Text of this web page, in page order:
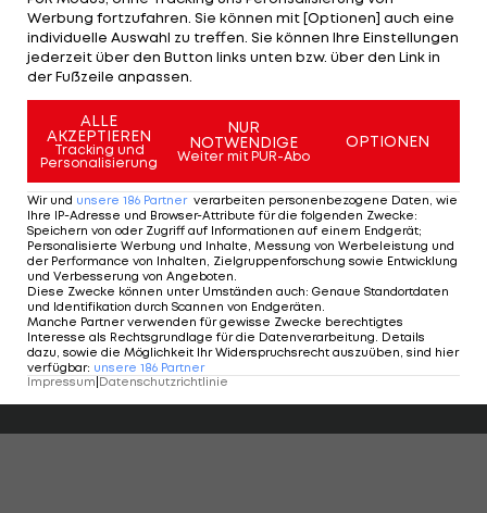
500-Punkte-Fahrer Vincent Kriechmayrstartet
mit Nummer 31. Stefan Brennsteiner ist aus den
Magnus Walch folgt mit 43, Raphael Haaser die 55.
Adrian Pertl geht als letzter ÖSV-Starter mit
Nummer 63 ins Rennen.
Startliste für den 1. Durchgang des RTL in St.
Caterina>>>
Highlights: Amstetten schießt Admira in
die Krise
Fußball - ADMIRAL 2. Liga
Highlights: Nach
Austria Salzburg
Werbung fortzufahren. Sie können mit [Optionen] auch eine
individuelle Auswahl zu treffen. Sie können Ihre Einstellungen
jederzeit über den Button links unten bzw. über den Link in
der Fußzeile anpassen.
ALLE
AKZEPTIEREN
Tracking und
Personalisierung
NUR
NOTWENDIGE
Weiter mit PUR-Abo
OPTIONEN
Wir und unsere 186 Partner verarbeiten personenbezogene Daten, wie
Ihre IP-Adresse und Browser-Attribute für die folgenden Zwecke:
Speichern von oder Zugriff auf Informationen auf einem Endgerät;
Personalisierte Werbung und Inhalte, Messung von Werbeleistung und
der Performance von Inhalten, Zielgruppenforschung sowie Entwicklung
und Verbesserung von Angeboten.
Diese Zwecke können unter Umständen auch: Genaue Standortdaten
und Identifikation durch Scannen von Endgeräten.
Manche Partner verwenden für gewisse Zwecke berechtigtes
Interesse als Rechtsgrundlage für die Datenverarbeitung. Details
dazu, sowie die Möglichkeit Ihr Widerspruchsrecht auszuüben, sind hier
verfügbar: unsere 186 Partner
Impressum Datenschutzrichtlinie